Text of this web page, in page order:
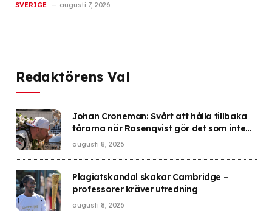
SVERIGE augusti 7, 2026
Redaktörens Val
Johan Croneman: Svårt att hålla tillbaka
tårarna när Rosenqvist gör det som inte
ska gå att göra
augusti 8, 2026
Plagiatskandal skakar Cambridge –
professorer kräver utredning
augusti 8, 2026